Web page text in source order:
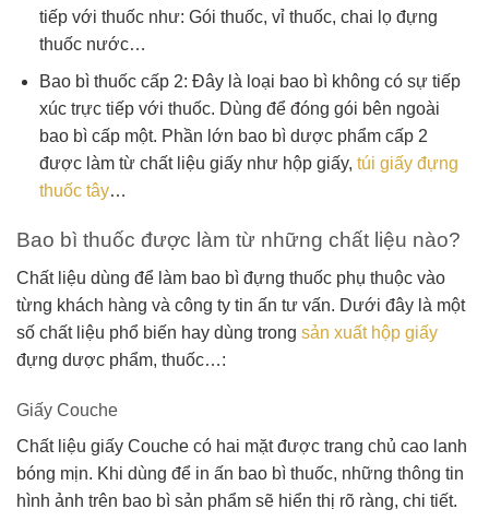
tiếp với thuốc như: Gói thuốc, vỉ thuốc, chai lọ đựng
thuốc nước…
Bao bì thuốc cấp 2: Đây là loại bao bì không có sự tiếp
xúc trực tiếp với thuốc. Dùng để đóng gói bên ngoài
bao bì cấp một. Phần lớn bao bì dược phẩm cấp 2
được làm từ chất liệu giấy như hộp giấy, túi giấy đựng
thuốc tây…
Bao bì thuốc được làm từ những chất liệu nào?
Chất liệu dùng để làm bao bì đựng thuốc phụ thuộc vào
từng khách hàng và công ty tin ấn tư vấn. Dưới đây là một
số chất liệu phổ biến hay dùng trong sản xuất hộp giấy
đựng dược phẩm, thuốc…:
Giấy Couche
Chất liệu giấy Couche có hai mặt được trang chủ cao lanh
bóng mịn. Khi dùng để in ấn bao bì thuốc, những thông tin
hình ảnh trên bao bì sản phẩm sẽ hiển thị rõ ràng, chi tiết.